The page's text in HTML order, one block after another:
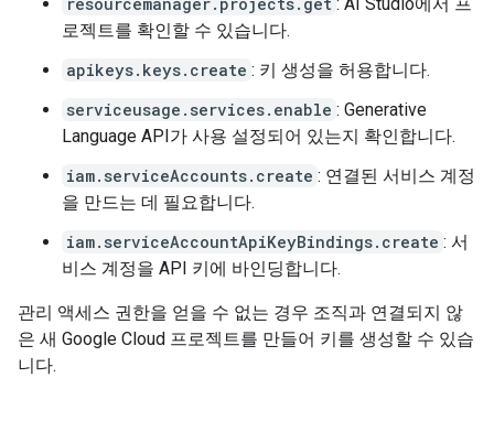
로젝트를 확인할 수 있습니다.
apikeys.keys.create : 키 생성을 허용합니다.
serviceusage.services.enable : Generative
Language API가 사용 설정되어 있는지 확인합니다.
iam.serviceAccounts.create : 연결된 서비스 계정
을 만드는 데 필요합니다.
iam.serviceAccountApiKeyBindings.create : 서
비스 계정을 API 키에 바인딩합니다.
관리 액세스 권한을 얻을 수 없는 경우 조직과 연결되지 않
은 새 Google Cloud 프로젝트를 만들어 키를 생성할 수 있습
니다.